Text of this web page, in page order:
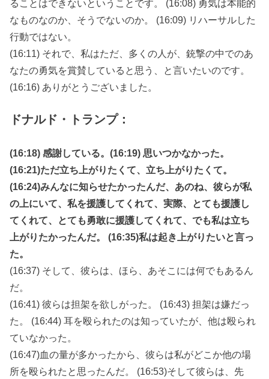
ることはできないということです。 (16:08) 勇気は本能的
なものなのか、そうでないのか。 (16:09) リハーサルした
行動ではない。
(16:11) それで、私はただ、多くの人が、銃撃の中でのあ
なたの勇気を賞賛していると思う、と言いたいのです。
(16:16) ありがとうございました。
ドナルド・トランプ：
(16:18) 感謝している。(16:19) 思いつかなかった。
(16:21)ただ立ち上がりたくて、立ち上がりたくて。
(16:24)みんなに知らせたかったんだ、あのね、彼らが私
の上にいて、私を援護してくれて、実際、とても援護し
てくれて、とても勇敢に援護してくれて、でも私は立ち
上がりたかったんだ。 (16:35)私は起き上がりたいと言っ
た。
(16:37) そして、彼らは、ほら、あそこには何でもあるん
だ。
(16:41) 彼らは担架を欲しがった。 (16:43) 担架は嫌だっ
た。 (16:44) 耳を殴られたのは知っていたが、他は殴られ
ていなかった。
(16:47)血の量が多かったから、彼らは私がどこか他の場
所を殴られたと思ったんだ。 (16:53)そして彼らは、先